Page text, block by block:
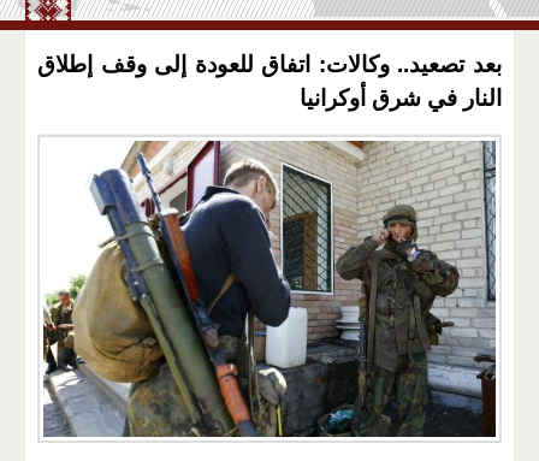
بعد تصعيد.. وكالات: اتفاق للعودة إلى وقف إطلاق
النار في شرق أوكرانيا